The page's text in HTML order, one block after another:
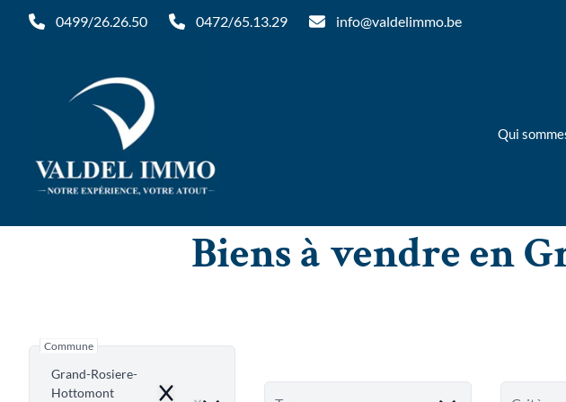
Aller au contenu principal
0499/26.26.50 0472/65.13.29 info@valdelimmo.be
Qui
Biens à vendre en
Commune
Grand-Rosiere-
Hottomont